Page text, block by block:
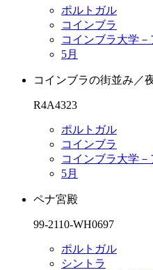
ポルトガル
コインブラ
コインブラ大学
5月
コインブラの街並み／
R4A4323
ポルトガル
コインブラ
コインブラ大学
5月
ペナ宮殿
99-2110-WH0697
ポルトガル
シントラ